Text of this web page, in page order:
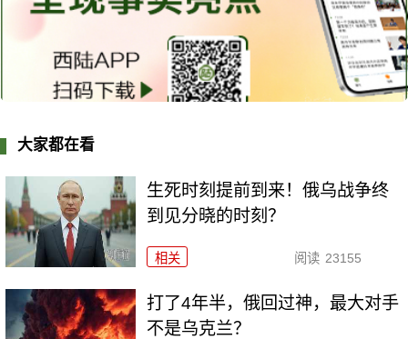
大家都在看
生死时刻提前到来！俄乌战争终
到见分晓的时刻？
相关 阅读 23155
打了4年半，俄回过神，最大对手
不是乌克兰？